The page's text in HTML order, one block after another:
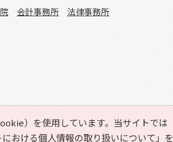
）を使用しています。当サイトでは
における個人情報の取り扱いについて」 を
会計事務所 法律事務所